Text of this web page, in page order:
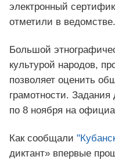
электронный
отметили в ведомстве.
Большой
культурой народов,
позволяет оценить
грамотности. Задания
по 8 ноября на
Как сообщали
диктант» впервые